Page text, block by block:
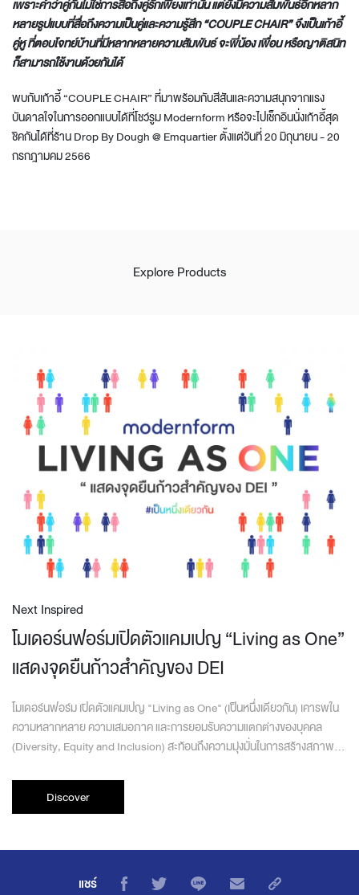
เพราะคำว่าคู่กันไม่ใช่การสื่อถึงคู่รักเพียงเท่านั้น แต่ยังมีความสัมพันธ์อีกหลาก
หลายรูปแบบที่สื่อถึงความเป็นคู่และความรู้สึก“COUPLE CHAIR”จึงเป็นเก้าอี้
คู่หู ที่ตอบโจทย์บ้านที่มีหลากหลายความสัมพันธ์ จะพี่น้อง เพื่อน หรือญาติสนิท
ก็สามารถใช้งานด้วยกันได้
พบกับเก้าอี้ “COUPLE CHAIR” ที่มาพร้อมกับสีสันและความสนุกจากแรง
บันดาลใจในการออกแบบได้ที่โชว์รูม Modernform หรือจะไปเช็กอินนั่งเก้าอี้สุด
ชิคกันได้ที่ร้าน Drop By Dough @ Emquartier ตั้งแต่วันที่ 20 มิถุนายน - 20
กรกฎามคม 2566
Explore Products
Next Inspired
โมเดอร์นฟอร์มเปิดตัวแคมเปญ “Living as One”
แสดงจุดยืนก้าวสำคัญของ DEI
โมเดอร์นฟอร์ม เปิดตัวแคมเปญ "Living as One" (เป็นหนึ่งเดียวกัน) เคารพใน
ความหลากหลาย ความเสมอภาค และการยอมรับความแตกต่างของบุคคล
(Diversity, Equity and Inclusion) สะท้อนถึงความมุ่งมั่นในการสร้างสภาพ
Discover
แชร์